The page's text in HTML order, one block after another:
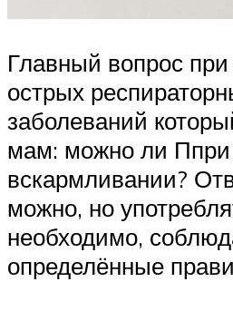
Главный вопрос
острых
заболеваний
мам: можно ли Ппри
вскармливании?
можно, но
необходимо,
определённые